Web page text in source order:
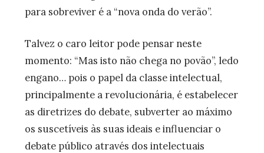
para sobreviver é a “nova onda do verão”.
Talvez o caro leitor pode pensar neste
momento: “Mas isto não chega no povão”, ledo
engano… pois o papel da classe intelectual,
principalmente a revolucionária, é estabelecer
as diretrizes do debate, subverter ao máximo
os suscetíveis às suas ideais e influenciar o
debate público através dos intelectuais